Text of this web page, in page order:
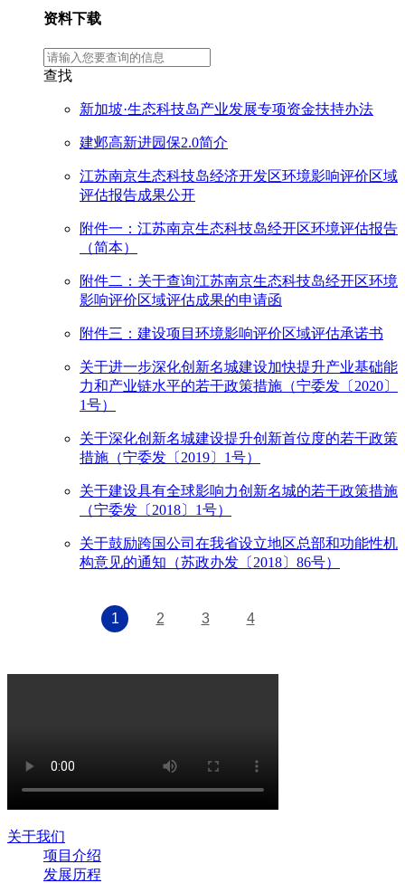
资料下载
查找
新加坡·生态科技岛产业发展专项资金扶持办法
建邺高新进园保2.0简介
江苏南京生态科技岛经济开发区环境影响评价区域
评估报告成果公开
附件一：江苏南京生态科技岛经开区环境评估报告
（简本）
附件二：关于查询江苏南京生态科技岛经开区环境
影响评价区域评估成果的申请函
附件三：建设项目环境影响评价区域评估承诺书
关于进一步深化创新名城建设加快提升产业基础能
力和产业链水平的若干政策措施（宁委发〔2020〕
1号）
关于深化创新名城建设提升创新首位度的若干政策
措施（宁委发〔2019〕1号）
关于建设具有全球影响力创新名城的若干政策措施
（宁委发〔2018〕1号）
关于鼓励跨国公司在我省设立地区总部和功能性机
构意见的通知（苏政办发〔2018〕86号）
1 2 3 4
关于我们
项目介绍
发展历程